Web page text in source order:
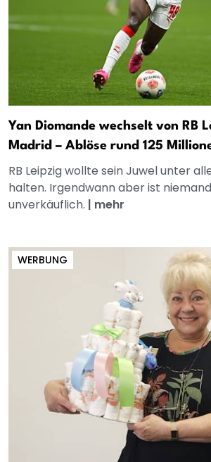
Yan Diomande wechselt von RB
Madrid – Ablöse rund 125
RB Leipzig wollte sein Juwel unter
halten. Irgendwann aber ist
unverkäuflich. | mehr
WERBUNG